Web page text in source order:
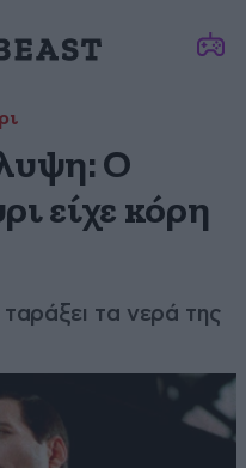
Ο
είχε κόρη
τα νερά της